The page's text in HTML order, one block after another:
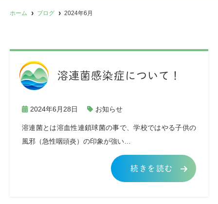
ホーム ブログ 2024年6月
溶連菌感染症について！
2024年6月28日 お知らせ
溶連菌とは溶血性連鎖球菌の事で、学校ではやる子供の
風邪（急性咽頭炎）の印象が強い…
続きを読む